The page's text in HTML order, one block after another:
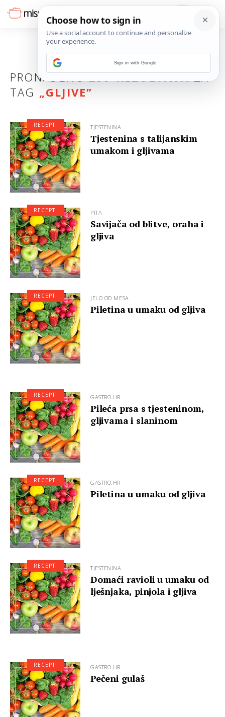
PRONAĐENO299 REZULTATAZA
TAG „GLJIVE”
TJESTENINA
Tjestenina s talijanskim
umakom i gljivama
RECEPTI
PITA
Savijača od blitve, oraha i
gljiva
RECEPTI
JELO OD MESA
Piletina u umaku od gljiva
RECEPTI
GASTRO.HR
Pileća prsa s tjesteninom,
gljivama i slaninom
RECEPTI
GASTRO.HR
Piletina u umaku od gljiva
RECEPTI
TJESTENINA
Domaći ravioli u umaku od
lješnjaka, pinjola i gljiva
RECEPTI
GASTRO.HR
Pečeni gulaš
RECEPTI
Sign in with Google